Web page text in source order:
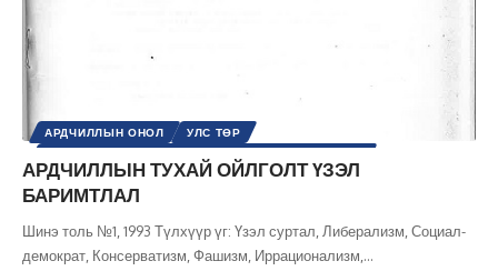
АРДЧИЛЛЫН ОНОЛ
УЛС ТӨР
АРДЧИЛЛЫН ТУХАЙ ОЙЛГОЛТ ҮЗЭЛ
БАРИМТЛАЛ
Шинэ толь №1, 1993 Түлхүүр үг: Үзэл суртал, Либерализм, Социал-
демократ, Консерватизм, Фашизм, Иррационализм, …